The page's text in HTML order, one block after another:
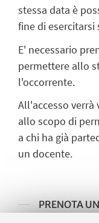
stessa data è
fine di
E' necessario
permettere allo
l'occorrente.
All'accesso
allo scopo di
a chi ha già
un docente.
PRENOTA